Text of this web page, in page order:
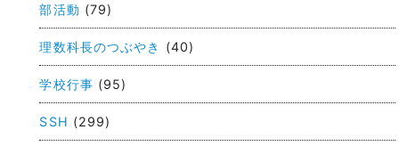
ナ
ビ
ゲ
ー
シ
部活動 (79)
理数科長のつぶやき (40)
学校行事 (95)
SSH (299)